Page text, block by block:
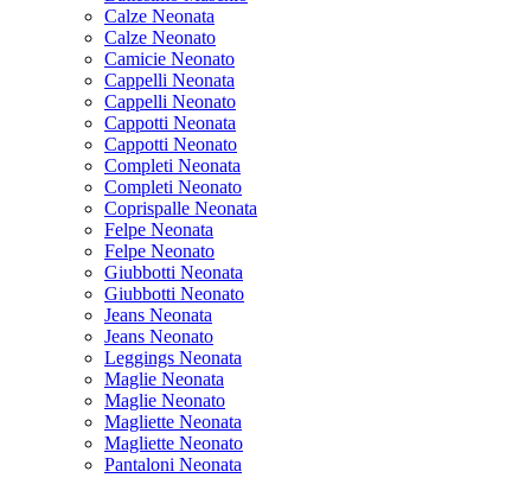
Calze Neonata
Calze Neonato
Camicie Neonato
Cappelli Neonata
Cappelli Neonato
Cappotti Neonata
Cappotti Neonato
Completi Neonata
Completi Neonato
Coprispalle Neonata
Felpe Neonata
Felpe Neonato
Giubbotti Neonata
Giubbotti Neonato
Jeans Neonata
Jeans Neonato
Leggings Neonata
Maglie Neonata
Maglie Neonato
Magliette Neonata
Magliette Neonato
Pantaloni Neonata